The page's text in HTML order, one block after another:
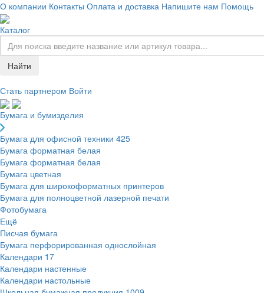
О компании Контакты Оплата и доставка Напишите нам Помощь
Каталог
Найти
Стать партнером Войти
Бумага и бумизделия
Бумага для офисной техники 425
Бумага форматная белая
Бумага форматная белая
Бумага цветная
Бумага для широкоформатных принтеров
Бумага для полноцветной лазерной печати
Фотобумага
Ещё
Писчая бумага
Бумага перфорированная однослойная
Календари 17
Календари настенные
Календари настольные